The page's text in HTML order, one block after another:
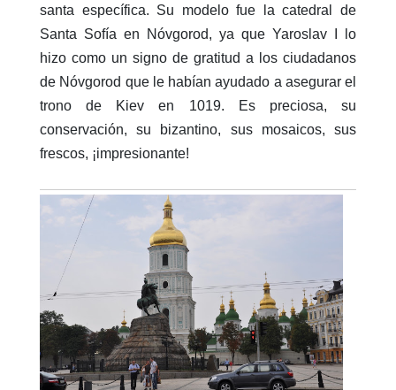
santa específica. Su modelo fue la catedral de
Santa Sofía en Nóvgorod, ya que Yaroslav I lo
hizo como un signo de gratitud a los ciudadanos
de Nóvgorod que le habían ayudado a asegurar el
trono de Kiev en 1019. Es preciosa, su
conservación, su bizantino, sus mosaicos, sus
frescos, ¡impresionante!